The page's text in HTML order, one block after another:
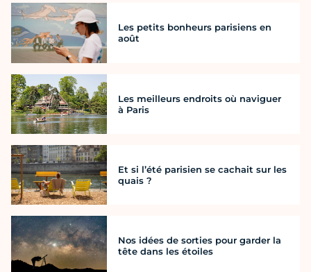
Les petits bonheurs parisiens en
août
Les meilleurs endroits où naviguer
à Paris
Et si l’été parisien se cachait sur les
quais ?
Nos idées de sorties pour garder la
tête dans les étoiles